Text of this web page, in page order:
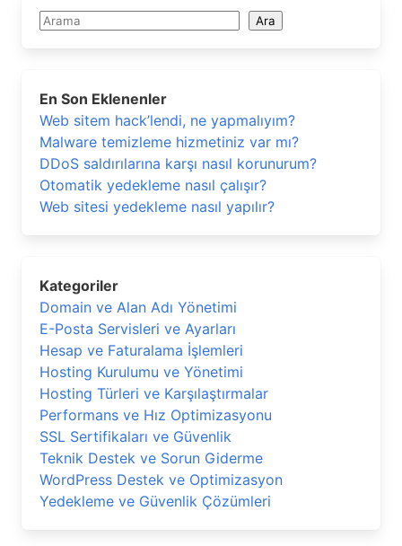
Ara Ara
En Son Eklenenler
Web sitem hack’lendi, ne yapmalıyım?
Malware temizleme hizmetiniz var mı?
DDoS saldırılarına karşı nasıl korunurum?
Otomatik yedekleme nasıl çalışır?
Web sitesi yedekleme nasıl yapılır?
Kategoriler
Domain ve Alan Adı Yönetimi
E-Posta Servisleri ve Ayarları
Hesap ve Faturalama İşlemleri
Hosting Kurulumu ve Yönetimi
Hosting Türleri ve Karşılaştırmalar
Performans ve Hız Optimizasyonu
SSL Sertifikaları ve Güvenlik
Teknik Destek ve Sorun Giderme
WordPress Destek ve Optimizasyon
Yedekleme ve Güvenlik Çözümleri